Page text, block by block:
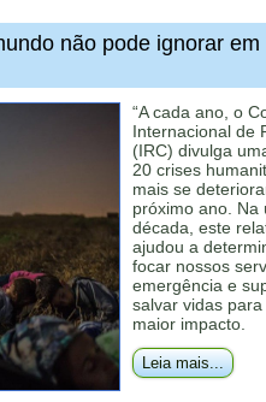
não pode ignorar em
“A cada ano, o
Internacional de
(IRC) divulga
20 crises
mais se
próximo ano. Na
década, este
ajudou a
focar nossos
emergência e
salvar vidas
maior impacto.
Leia mais...